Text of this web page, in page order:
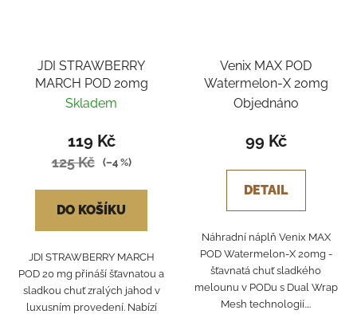
JDI STRAWBERRY
MARCH POD 20mg
Skladem
119 Kč
125 Kč (–4 %)
DO KOŠÍKU
JDI STRAWBERRY MARCH
POD 20 mg přináší šťavnatou a
sladkou chuť zralých jahod v
luxusním provedení. Nabízí
Venix MAX POD
Watermelon-X 20mg
Objednáno
99 Kč
DETAIL
Náhradní náplň Venix MAX
POD Watermelon-X 20mg -
šťavnatá chuť sladkého
melounu v PODu s Dual Wrap
Mesh technologií....